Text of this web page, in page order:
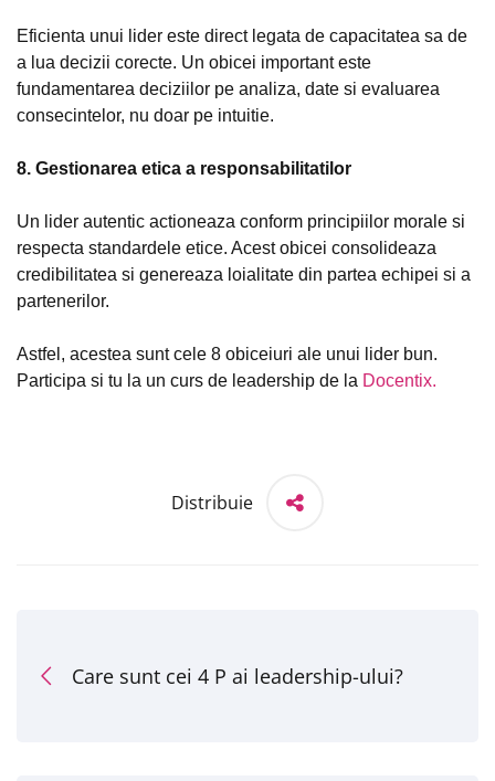
Eficienta unui lider este direct legata de capacitatea sa de
a lua decizii corecte. Un obicei important este
fundamentarea deciziilor pe analiza, date si evaluarea
consecintelor, nu doar pe intuitie.
8. Gestionarea etica a responsabilitatilor
Un lider autentic actioneaza conform principiilor morale si
respecta standardele etice. Acest obicei consolideaza
credibilitatea si genereaza loialitate din partea echipei si a
partenerilor.
Astfel, acestea sunt cele 8 obiceiuri ale unui lider bun.
Participa si tu la un curs de leadership de la Docentix.
Distribuie
Care sunt cei 4 P ai leadership-ului?